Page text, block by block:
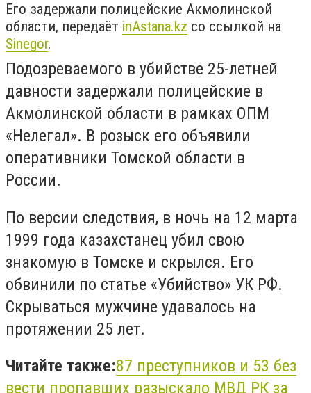
Его задержали полицейские Акмолинской
области, передаёт inAstana.kz со ссылкой на
Sinegor.
Подозреваемого в убийстве 25-летней
давности задержали полицейские в
Акмолинской области в рамках ОПМ
«Нелегал». В розыск его объявили
оперативники Томской области в
России.
По версии следствия, в ночь на 12 марта
1999 года казахстанец убил свою
знакомую в Томске и скрылся. Его
обвинили по статье «Убийство» УК РФ.
Скрываться мужчине удавалось на
протяжении 25 лет.
Читайте также:87 преступников и 53 без
вести пропавших разыскало МВД РК за